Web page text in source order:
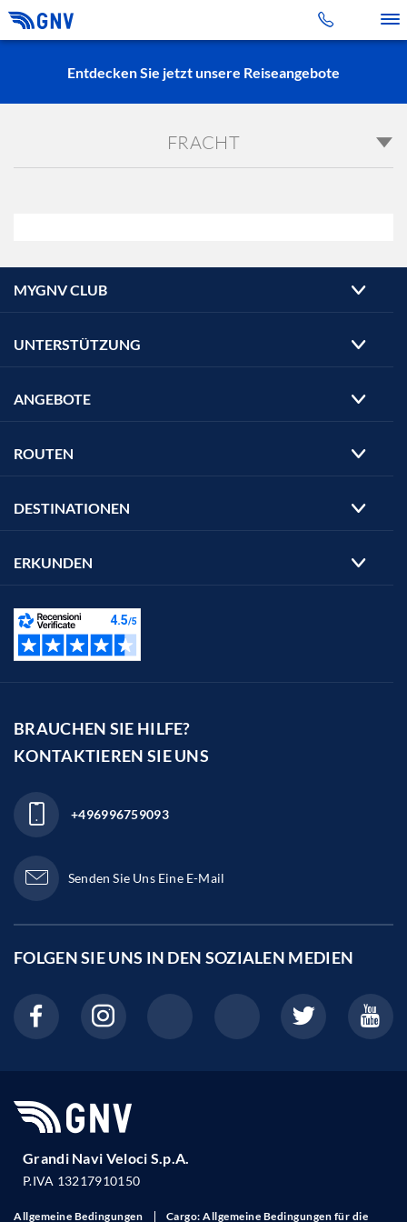
Entdecken Sie jetzt unsere Reiseangebote
FRACHT
MYGNV CLUB
UNTERSTÜTZUNG
ANGEBOTE
ROUTEN
DESTINATIONEN
ERKUNDEN
BRAUCHEN SIE HILFE?
KONTAKTIEREN SIE UNS
+496996759093
Senden Sie Uns Eine E-Mail
FOLGEN SIE UNS IN DEN SOZIALEN MEDIEN
Grandi Navi Veloci S.p.A.
P.IVA 13217910150
Allgemeine Bedingungen Cargo: Allgemeine Bedingungen für die